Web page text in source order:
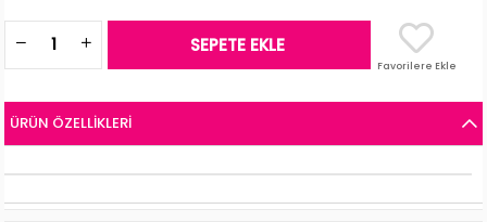
Favorilere Ekle
ÜRÜN ÖZELLIKLERI